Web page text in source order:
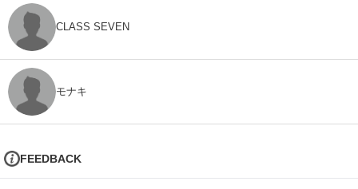
CLASS SEVEN
モナキ
FEEDBACK